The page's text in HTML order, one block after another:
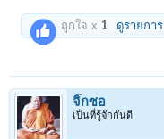
ถูกใจ x 1 ดูรายการ
จิ๊กซอ
เป็นที่รู้จักกันดี